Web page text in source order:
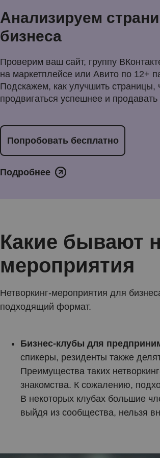
Анализируем
бизнеса
Проверим ваш сайт, группу
на маркетплейсе или Авито по 12+
Подскажем, как улучшить страницы,
продвигаться успешнее и
Попробовать бесплатно
Подробнее
Какие бывают
мероприятия
Нетворкинг-мероприятия для
подходящий формат.
Бизнес-клубы для
спикеры, резиденты также
Преимущества таких
знакомства. К сожалению,
В некоторых клубах большие
выйдя из сообщества, нельзя